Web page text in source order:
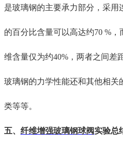
是玻璃钢的主要承力部分，采用
的百分比含量可以高达约70 %
维含量仅为约40% ，两者之间差
玻璃钢的力学性能还和其他相关
类等等。
五、 纤维增强玻璃钢球阀实验总